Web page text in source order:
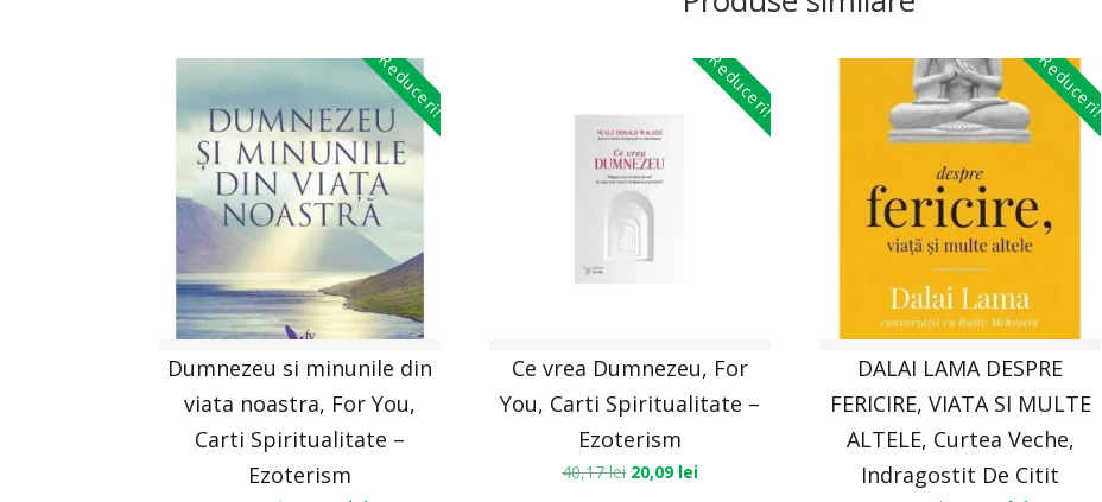
Reduceri!
Dumnezeu si minunile din
viata noastra, For You,
Carti Spiritualitate –
Ezoterism
Reduceri!
Ce vrea Dumnezeu, For
You, Carti Spiritualitate –
Ezoterism
40,17lei 20,09 lei
Reduceri!
DALAI LAMA DESPRE
FERICIRE, VIATA SI MULTE
ALTELE, Curtea Veche,
Indragostit De Citit